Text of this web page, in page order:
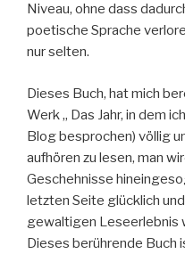
Niveau, ohne dass
poetische Sprache
nur selten.
Dieses Buch, hat mich
Werk „ Das Jahr, in dem
Blog besprochen) völlig
aufhören zu lesen, man
Geschehnisse
letzten Seite glücklich
gewaltigen Leseerlebnis
Dieses berührende Buch